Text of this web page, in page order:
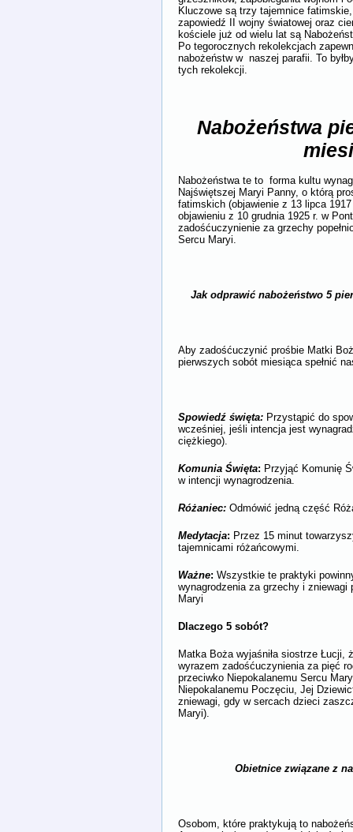
Kluczowe są trzy tajemnice
zapowiedź II wojny światowej oraz
kościele już od wielu lat są
Po tegorocznych rekolekcjach
nabożeństw w naszej parafii. To
tych rekolekcji.
Nabożeństwa
Nabożeństwa te to forma kultu
Najświętszej Maryi Panny, o którą
fatimskich (objawienie z 13 lipca
objawieniu z 10 grudnia 1925 r. w
zadośćuczynienie za grzechy
Sercu Maryi.
Jak odprawić nabożeństwo 5
Aby zadośćuczynić prośbie Matki
pierwszych sobót miesiąca spełnić
Spowiedź święta: Przystąpić do
wcześniej, jeśli intencja jest
ciężkiego).
Komunia Święta: Przyjąć Komunię
w intencji wynagrodzenia.
Różaniec: Odmówić jedną część
Medytacja: Przez 15 minut
tajemnicami różańcowymi.
Ważne: Wszystkie te praktyki
wynagrodzenia za grzechy i zniewagi
Maryi
Dlaczego 5 sobót?
Matka Boża wyjaśniła siostrze Łucji,
wyrazem zadośćuczynienia za pięć
przeciwko Niepokalanemu Sercu
Niepokalanemu Poczęciu, Jej
zniewagi, gdy w sercach dzieci
Maryi).
Obietnice związane z
Osobom, które praktykują to